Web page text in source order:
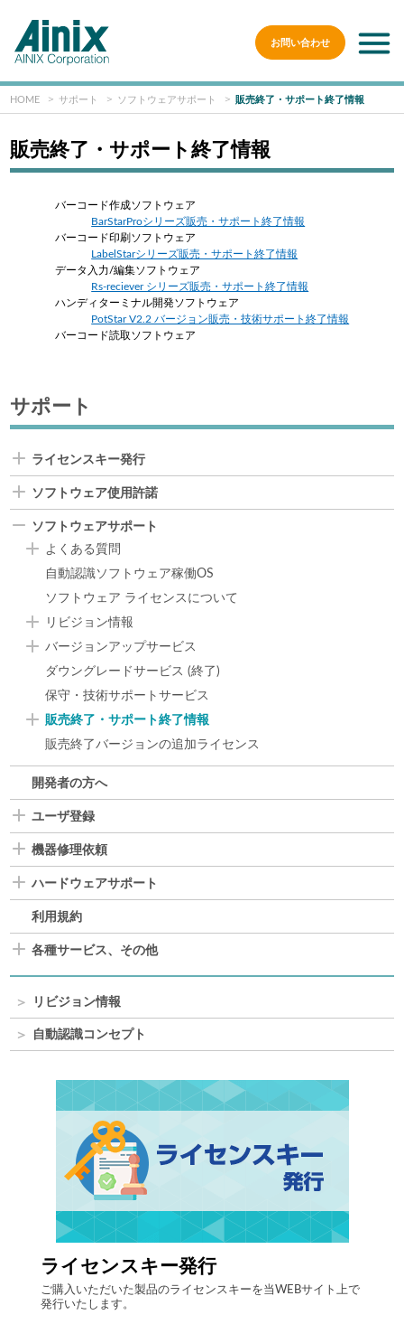
お問い合わせ
HOME サポート ソフトウェアサポート 販売終了・サポート終了情報
サポート
ライセンスキー発行
ソフトウェア使用許諾
ソフトウェアサポート
よくある質問
自動認識ソフトウェア稼働OS
ソフトウェア ライセンスについて
リビジョン情報
バージョンアップサービス
ダウングレードサービス (終了)
保守・技術サポートサービス
販売終了・サポート終了情報
販売終了バージョンの追加ライセンス
開発者の方へ
ユーザ登録
機器修理依頼
ハードウェアサポート
利用規約
各種サービス、その他
リビジョン情報
自動認識コンセプト
ライセンスキー発行
ご購入いただいた製品のライセンスキーを当WEBサイト上で
発行いたします。
販売終了・サポート終了情報
バーコード作成ソフトウェア
BarStarProシリーズ販売・サポート終了情報
バーコード印刷ソフトウェア
LabelStarシリーズ販売・サポート終了情報
データ入力/編集ソフトウェア
Rs-reciever シリーズ販売・サポート終了情報
ハンディターミナル開発ソフトウェア
PotStar V2.2 バージョン販売・技術サポート終了情報
バーコード読取ソフトウェア